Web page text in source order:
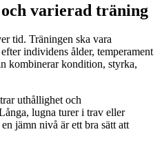
varierad träning
tid. Träningen ska vara
individens ålder, temperament
kombinerar kondition, styrka,
uthållighet och
lugna turer i trav eller
jämn nivå är ett bra sätt att